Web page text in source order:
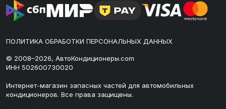
ПОЛИТИКА ОБРАБОТКИ ПЕРСОНАЛЬНЫХ ДАННЫХ
© 2008–2026, АвтоКондиционеры.com
ИНН 502600730020
Интернет-магазин запасных частей для автомобильных
кондиционеров. Все права защищены.